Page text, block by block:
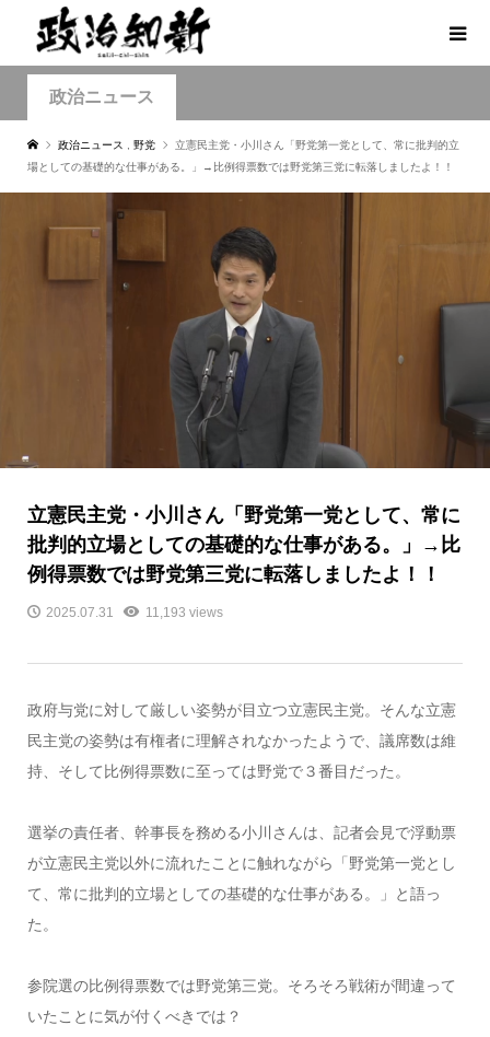
政治ニュース
政治ニュース 野党
立憲民主党・小川さん「野党第一党として、常に批判的立
場としての基礎的な仕事がある。」→比例得票数では野党第三党に転落しましたよ！！
立憲民主党・小川さん「野党第一党として、常に
批判的立場としての基礎的な仕事がある。」→比
例得票数では野党第三党に転落しましたよ！！
2025.07.31 11,193 views
政府与党に対して厳しい姿勢が目立つ立憲民主党。そんな立憲
民主党の姿勢は有権者に理解されなかったようで、議席数は維
持、そして比例得票数に至っては野党で３番目だった。
選挙の責任者、幹事長を務める小川さんは、記者会見で浮動票
が立憲民主党以外に流れたことに触れながら「野党第一党とし
て、常に批判的立場としての基礎的な仕事がある。」と語っ
た。
参院選の比例得票数では野党第三党。そろそろ戦術が間違って
いたことに気が付くべきでは？